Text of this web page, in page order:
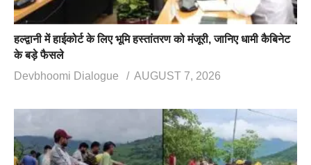
हल्द्वानी में हाईकोर्ट के लिए भूमि हस्तांतरण को मंजूरी, जानिए धामी कैबिनेट
के बड़े फैसले
Devbhoomi Dialogue
AUGUST 7, 2026